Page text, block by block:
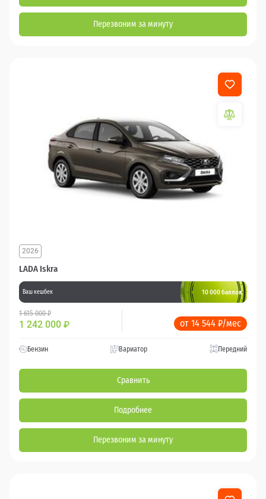
Перезвоним за минуту
LADA Iskra
2026
Ваш кешбек 10 000 баллов
1 615 000 ₽
1 242 000 ₽ от 14 544 ₽/мес
Бензин Вариатор Передний
Сравнить
Подробнее
Перезвоним за минуту